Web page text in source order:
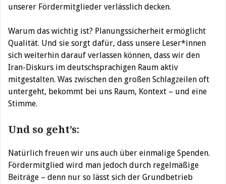
unserer Fördermitglieder verlässlich decken.
Warum das wichtig ist? Planungssicherheit ermöglicht
Qualität. Und sie sorgt dafür, dass unsere Leser*innen
sich weiterhin darauf verlassen können, dass wir den
Iran-Diskurs im deutschsprachigen Raum aktiv
mitgestalten. Was zwischen den großen Schlagzeilen oft
untergeht, bekommt bei uns Raum, Kontext – und eine
Stimme.
Und so geht’s:
Natürlich freuen wir uns auch über einmalige Spenden.
Fördermitglied wird man jedoch durch regelmäßige
Beiträge – denn nur so lässt sich der Grundbetrieb